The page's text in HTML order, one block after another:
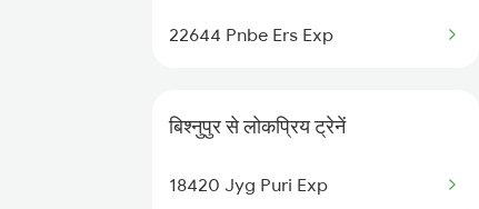
Bishnupur to Adra Trains
Bishnupur to Bankura Trains
Bishnupur to Vadodara Trains
22644 Pnbe Ers Exp
बिश्नुपुर से लोकप्रिय ट्रेनें
18420 Jyg Puri Exp